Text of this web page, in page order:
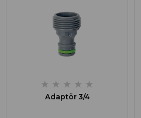
★ ★ ★ ★ ★
Adaptör 3/4